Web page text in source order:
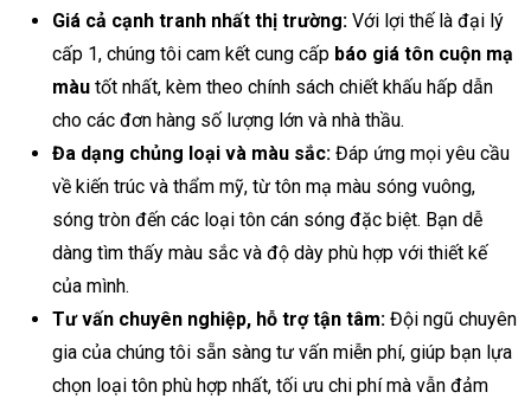
Giá cả cạnh tranh nhất thị trường: Với lợi thế là đại lý
cấp 1, chúng tôi cam kết cung cấp báo giá tôn cuộn mạ
màu tốt nhất, kèm theo chính sách chiết khấu hấp dẫn
cho các đơn hàng số lượng lớn và nhà thầu.
Đa dạng chủng loại và màu sắc: Đáp ứng mọi yêu cầu
về kiến trúc và thẩm mỹ, từ tôn mạ màu sóng vuông,
sóng tròn đến các loại tôn cán sóng đặc biệt. Bạn dễ
dàng tìm thấy màu sắc và độ dày phù hợp với thiết kế
của mình.
Tư vấn chuyên nghiệp, hỗ trợ tận tâm: Đội ngũ chuyên
gia của chúng tôi sẵn sàng tư vấn miễn phí, giúp bạn lựa
chọn loại tôn phù hợp nhất, tối ưu chi phí mà vẫn đảm